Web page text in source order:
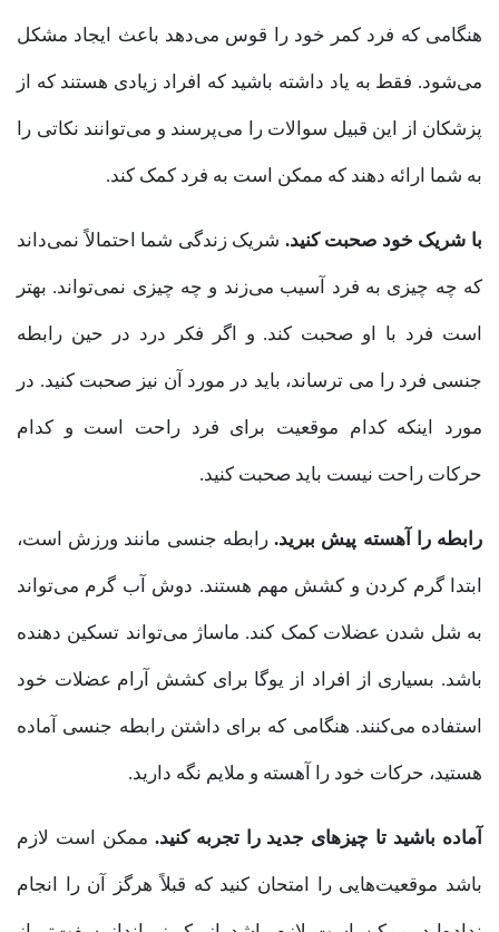
هنگامی که فرد کمر خود را قوس می‌دهد باعث ایجاد مشکل
می‌شود. فقط به یاد داشته باشید که افراد زیادی هستند که از
پزشکان از این قبیل سوالات را می‌پرسند و می‌توانند نکاتی را
به شما ارائه دهند که ممکن است به فرد کمک کند.
با شریک خود صحبت کنید. شریک زندگی شما احتمالاً نمی‌داند
که چه چیزی به فرد آسیب می‌زند و چه چیزی نمی‌تواند. بهتر
است فرد با او صحبت کند. و اگر فکر درد در حین رابطه
جنسی فرد را می ترساند، باید در مورد آن نیز صحبت کنید. در
مورد اینکه کدام موقعیت برای فرد راحت است و کدام
حرکات راحت نیست باید صحبت کنید.
رابطه را آهسته پیش ببرید.رابطه جنسی مانند ورزش است،
ابتدا گرم کردن و کشش مهم هستند. دوش آب گرم می‌تواند
به شل شدن عضلات کمک کند. ماساژ می‌تواند تسکین دهنده
باشد. بسیاری از افراد از یوگا برای کشش آرام عضلات خود
استفاده می‌کنند. هنگامی که برای داشتن رابطه جنسی آماده
هستید، حرکات خود را آهسته و ملایم نگه دارید.
آماده باشید تا چیزهای جدید را تجربه کنید. ممکن است لازم
باشد موقعیت‌هایی را امتحان کنید که قبلاً هرگز آن را انجام